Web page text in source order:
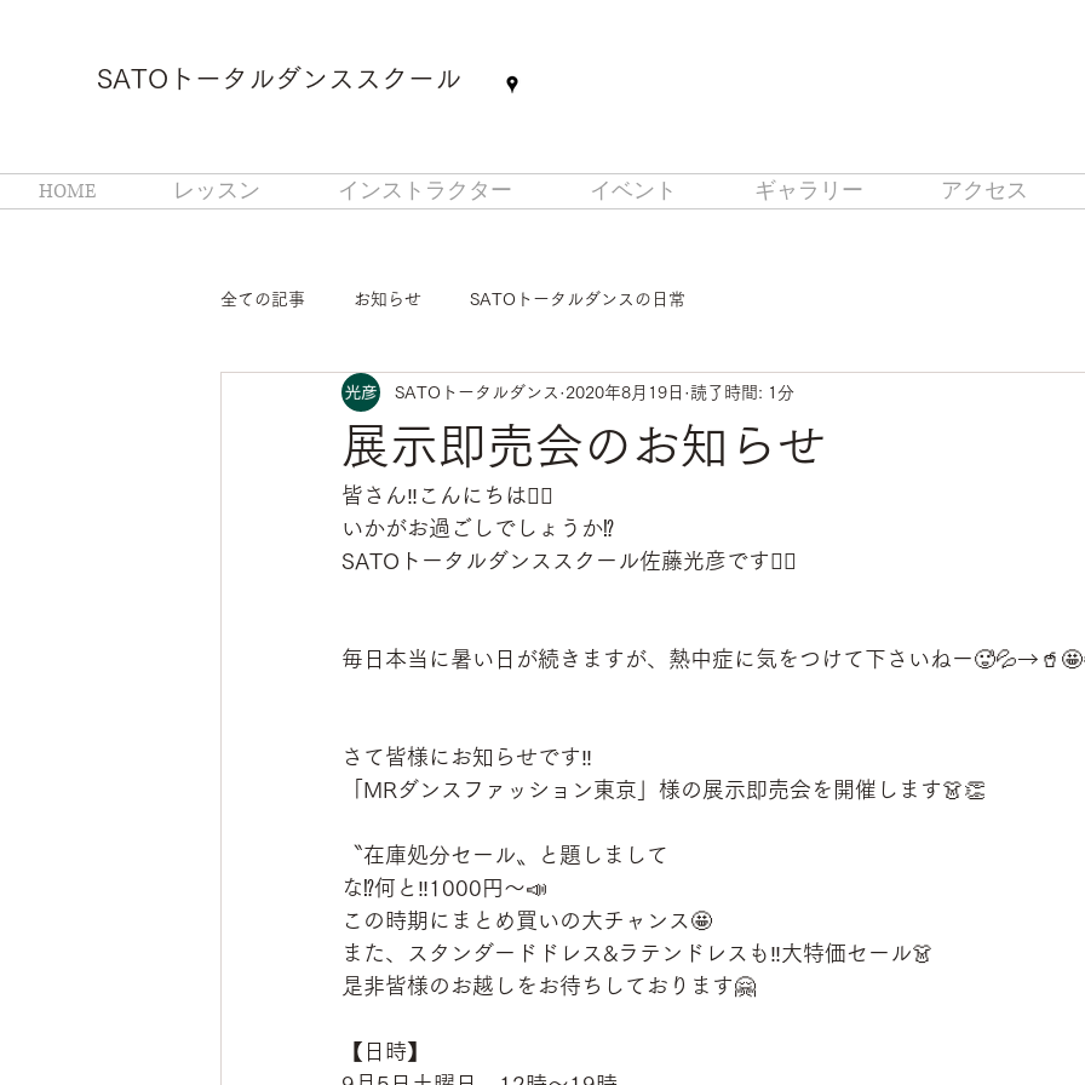
SATOトータルダンススクール
HOME レッスン インストラクター イベント ギャラリー アクセス
全ての記事 お知らせ SATOトータルダンスの日常
展示即売会のお知らせ
SATOトータルダンス 2020年8月19日 読了時間: 1分
皆さん‼️こんにちは🙋‍♂️
いかがお過ごしでしょうか⁉️
SATOトータルダンススクール佐藤光彦です🙋‍♂️
毎日本当に暑い日が続きますが、熱中症に気をつけて下さいねー
さて皆様にお知らせです‼️
「MRダンスファッション東京」様の展示即売会を開催します👗👏
〝在庫処分セール〟と題しまして
な⁉️何と‼️1000円〜📣
この時期にまとめ買いの大チャンス🤩
また、スタンダードドレス&ラテンドレスも‼️大特価セール👗
是非皆様のお越しをお待ちしております🤗
【日時】